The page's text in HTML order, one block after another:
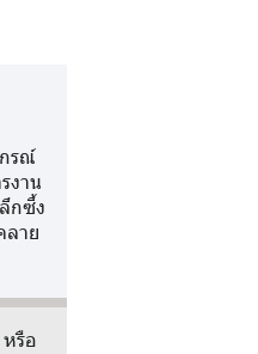
รณ์
งาน
กซึ้ง
ลาย
รือ